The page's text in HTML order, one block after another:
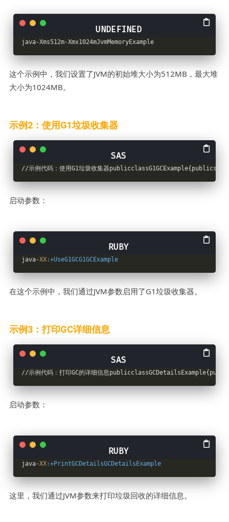
java-Xms512m-Xmx1024mJvmMemoryExample
这个示例中，我们设置了JVM的初始堆大小为512MB，最大堆
大小为1024MB。
示例2：使用G1垃圾收集器
//示例代码：使用G1垃圾收集器
启动参数：
java-XX:+UseG1GCG1GCExample
在这个示例中，我们通过JVM参数启用了G1垃圾收集器。
示例3：打印GC详细信息
//示例代码：打印GC的详细信息
启动参数：
java-XX:+PrintGCDetailsGCDetailsExample
这里，我们通过JVM参数来打印垃圾回收的详细信息。